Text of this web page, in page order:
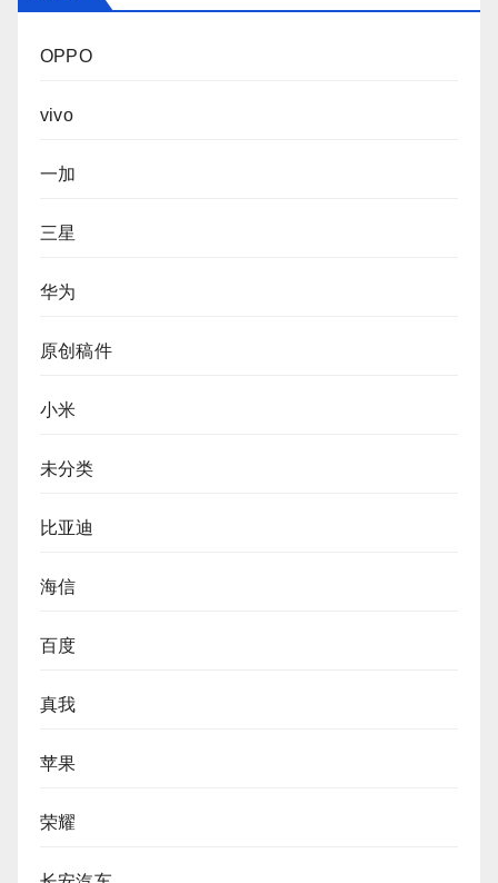
OPPO
vivo
一加
三星
华为
原创稿件
小米
未分类
比亚迪
海信
百度
真我
苹果
荣耀